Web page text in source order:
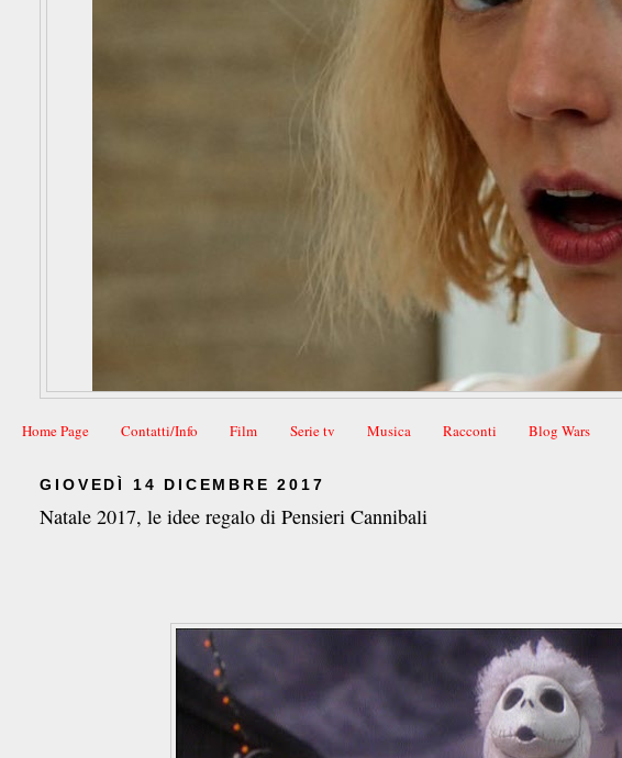
Home Page Contatti/Info Film Serie tv Musica Racconti Blog Wars
GIOVEDÌ 14 DICEMBRE 2017
Natale 2017, le idee regalo di Pensieri Cannibali